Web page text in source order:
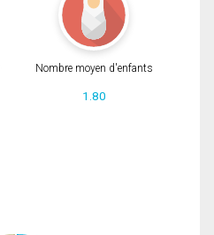
Nombre moyen d'enfants
1.80